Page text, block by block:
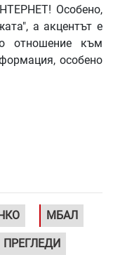
Особено,
а акцентът е
отношение към
особено
МБАЛ
ПРЕГЛЕДИ